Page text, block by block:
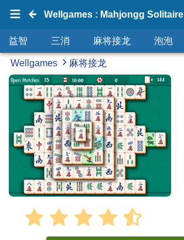
Wellgames : Mahjongg Solitaire
益智 三消 麻将接龙 泡泡
Wellgames 麻将接龙